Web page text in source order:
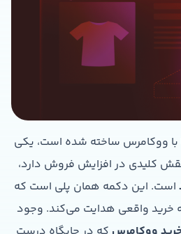
با ووکامرس ساخته شده است، یکی
کلیدی در افزایش فروش دارد،
است. این دکمه همان پلی است که
به خرید واقعی هدایت می‌کند. وجود